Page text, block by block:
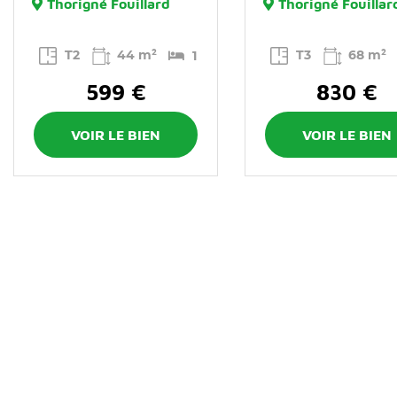
Thorigné Fouillard
T2 44 m² 1
599 €
VOIR LE BIEN
Thorigné
T3 68 m²
830 €
VOIR LE BIEN